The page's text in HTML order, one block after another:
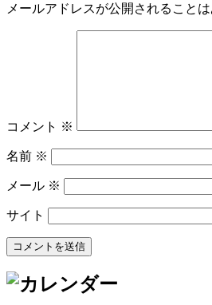
メールアドレスが公開されることは
コメント ※
名前 ※
メール ※
サイト